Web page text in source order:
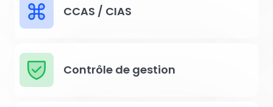
CCAS / CIAS
Contrôle de gestion